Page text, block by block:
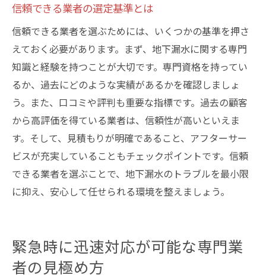
信頼できる業者の選定基準とは
信頼できる業者を選ぶためには、いくつかの基準を押さ
えておく必要があります。まず、地下漏水に関する専門
知識と経験を持つことが大切です。専門資格を持ってい
るか、過去にどのような実績があるかを確認しましょ
う。また、口コミや評判も重要な指標です。過去の顧客
から高評価を得ている業者は、信頼性が高いといえま
す。そして、見積もりが明確であること、アフターサー
ビスが充実していることもチェックポイントです。信頼
できる業者を選ぶことで、地下漏水のトラブルを最小限
に抑え、安心して任せられる環境を整えましょう。
緊急時に迅速対応が可能な専門業
者の見極め方